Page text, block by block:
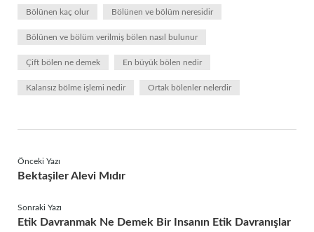
Bölünen kaç olur Bölünen ve bölüm neresidir
Bölünen ve bölüm verilmiş bölen nasıl bulunur
Çift bölen ne demek En büyük bölen nedir
Kalansız bölme işlemi nedir Ortak bölenler nelerdir
Önceki Yazı
Bektaşiler Alevi Mıdır
Sonraki Yazı
Etik Davranmak Ne Demek Bir Insanın Etik Davranışlar